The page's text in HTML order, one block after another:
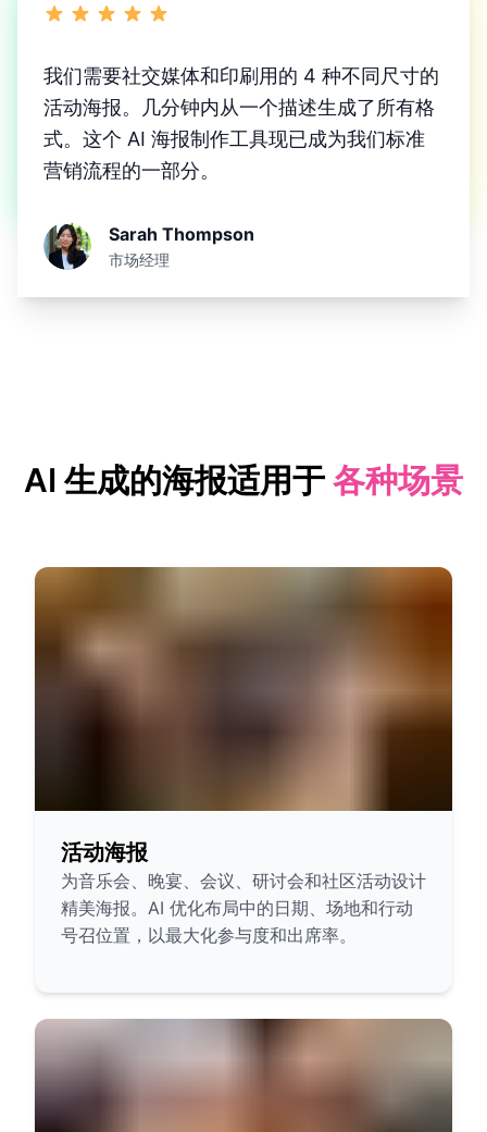
我们需要社交媒体和印刷用的 4 种不同尺寸的
活动海报。几分钟内从一个描述生成了所有格
式。这个 AI 海报制作工具现已成为我们标准
营销流程的一部分。
Sarah Thompson
市场经理
AI 生成的海报适用于各种场景
活动海报
为音乐会、晚宴、会议、研讨会和社区活动设计
精美海报。AI 优化布局中的日期、场地和行动
号召位置，以最大化参与度和出席率。